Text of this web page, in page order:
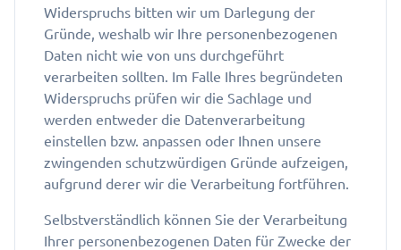
Widerspruchs bitten wir um Darlegung der
Gründe, weshalb wir Ihre personenbezogenen
Daten nicht wie von uns durchgeführt
verarbeiten sollten. Im Falle Ihres begründeten
Widerspruchs prüfen wir die Sachlage und
werden entweder die Datenverarbeitung
einstellen bzw. anpassen oder Ihnen unsere
zwingenden schutzwürdigen Gründe aufzeigen,
aufgrund derer wir die Verarbeitung fortführen.
Selbstverständlich können Sie der Verarbeitung
Ihrer personenbezogenen Daten für Zwecke der